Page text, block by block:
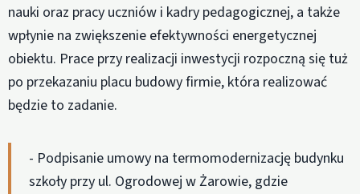
nauki oraz pracy uczniów i kadry pedagogicznej, a także
wpłynie na zwiększenie efektywności energetycznej
obiektu. Prace przy realizacji inwestycji rozpoczną się tuż
po przekazaniu placu budowy firmie, która realizować
będzie to zadanie.
- Podpisanie umowy na termomodernizację budynku
szkoły przy ul. Ogrodowej w Żarowie, gdzie